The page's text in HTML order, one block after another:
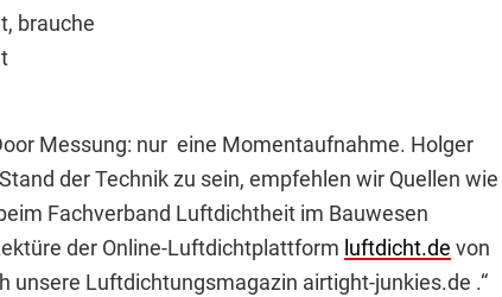
brauche
Messung: nur eine Momentaufnahme. Holger
der Technik zu sein, empfehlen wir Quellen wie
Fachverband Luftdichtheit im Bauwesen
der Online-Luftdichtplattform luftdicht.de von
unsere Luftdichtungsmagazin airtight-junkies.de .“